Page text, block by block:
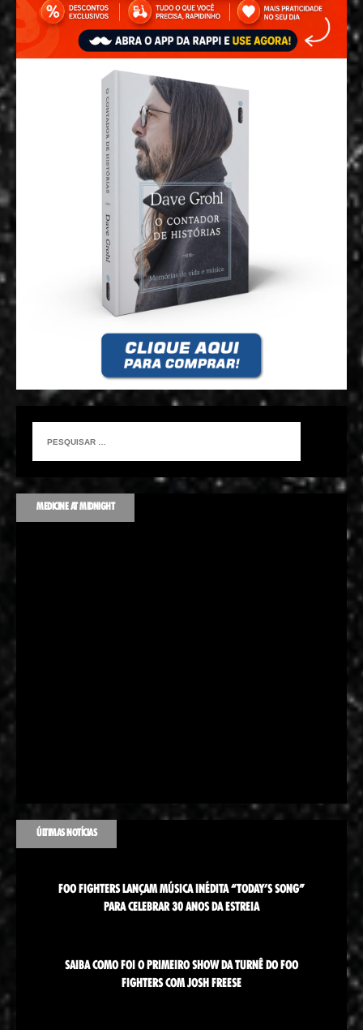
MEDICINE AT MIDNIGHT
ÚLTIMAS NOTÍCIAS
FOO FIGHTERS LANÇAM MÚSICA INÉDITA “TODAY’S SONG”
PARA CELEBRAR 30 ANOS DA ESTREIA
SAIBA COMO FOI O PRIMEIRO SHOW DA TURNÊ DO FOO
FIGHTERS COM JOSH FREESE